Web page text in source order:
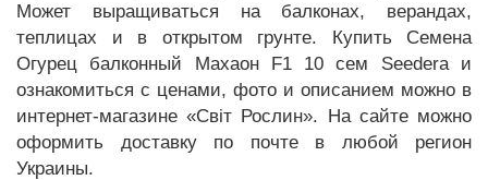
Может выращиваться на балконах, верандах,
теплицах и в открытом грунте. Купить Семена
Огурец балконный Махаон F1 10 сем Seedera и
ознакомиться с ценами, фото и описанием можно в
интернет-магазине «Світ Рослин». На сайте можно
оформить доставку по почте в любой регион
Украины.